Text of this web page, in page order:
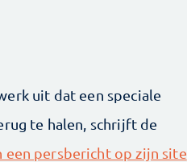
uit dat een speciale
te halen, schrijft de
een persbericht op zijn site